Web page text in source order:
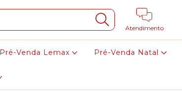
Atendimento
Pré-Venda Lemax Pré-Venda Natal